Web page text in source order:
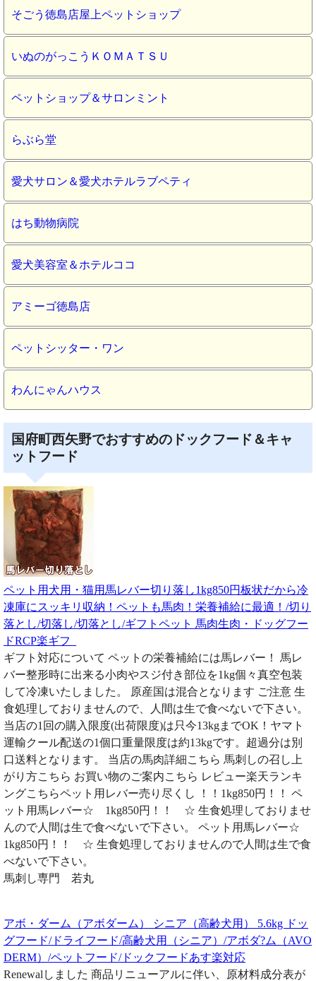
そごう徳島店屋上ペットショップ
いぬのがっこうＫＯＭＡＴＳＵ
ペットショップ＆サロンミント
らぶら堂
愛犬サロン＆愛犬ホテルラブペティ
はち動物病院
愛犬美容室＆ホテルココ
アミーゴ徳島店
ペットシッター・ワン
わんにゃんハウス
国府町西矢野でおすすめのドックフード＆キャ
ットフード
ペット用犬用・猫用馬レバー切り落し1kg850円板状だから冷
凍庫にスッキリ収納！ペットも馬肉！栄養補給に最適！/切り
落とし/切落し/切落とし/ギフトペット 馬肉生肉・ドッグフー
ドRCP楽ギフ_
ギフト対応について ペットの栄養補給には馬レバー！ 馬レ
バー整形時に出来る小肉やスジ付き部位を1kg個々真空包装
して冷凍いたしました。 原産国は混合となります ご注意 生
食処理しておりませんので、人間は生で食べないで下さい。
当店の1回の購入限度(出荷限度)は只今13kgまでOK！ヤマト
運輸クール配送の1個口重量限度は約13kgです。超過分は別
口送料となります。 当店の馬肉詳細こちら 馬刺しの召し上
がり方こちら お買い物のご案内こちら レビュー楽天ランキ
ングこちらペット用レバー売り尽くし ！！1kg850円！！ ペ
ット用馬レバー☆ 1kg850円！！ ☆ 生食処理しておりませ
んので人間は生で食べないで下さい。 ペット用馬レバー☆
1kg850円！！ ☆ 生食処理しておりませんので人間は生で食
べないで下さい。
馬刺し専門 若丸
アボ・ダーム（アボダーム） シニア（高齢犬用） 5.6kg ドッ
グフード/ドライフード/高齢犬用（シニア）/アボダ?ム（AVO
DERM）/ペットフード/ドックフードあす楽対応
Renewalしました 商品リニューアルに伴い、原材料成分表が